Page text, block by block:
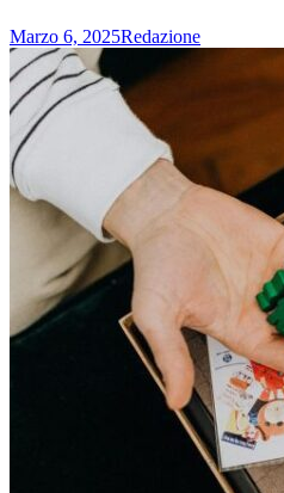
Marzo 6, 2025Redazione